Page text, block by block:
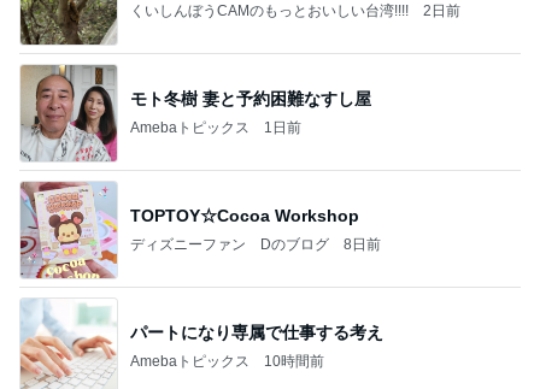
くいしんぼうCAMのもっとおいしい台湾!!!! 2日前
モト冬樹 妻と予約困難なすし屋
Amebaトピックス 1日前
TOPTOY☆Cocoa Workshop
ディズニーファン Dのブログ 8日前
パートになり専属で仕事する考え
Amebaトピックス 10時間前